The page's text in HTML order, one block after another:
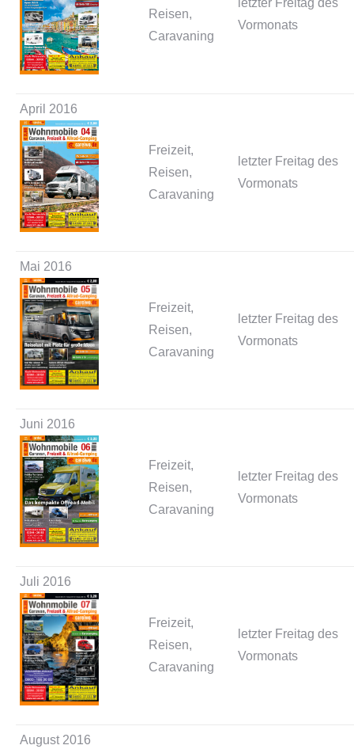
Reisen,
Caravaning
letzter Freitag des
Vormonats
April 2016
Freizeit,
Reisen,
Caravaning
letzter Freitag des
Vormonats
Mai 2016
Freizeit,
Reisen,
Caravaning
letzter Freitag des
Vormonats
Juni 2016
Freizeit,
Reisen,
Caravaning
letzter Freitag des
Vormonats
Juli 2016
Freizeit,
Reisen,
Caravaning
letzter Freitag des
Vormonats
August 2016